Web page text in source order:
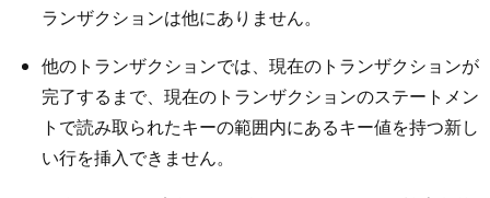
ランザクションは他にありません。
他のトランザクションでは、現在のトランザクションが
完了するまで、現在のトランザクションのステートメン
トで読み取られたキーの範囲内にあるキー値を持つ新し
い行を挿入できません。